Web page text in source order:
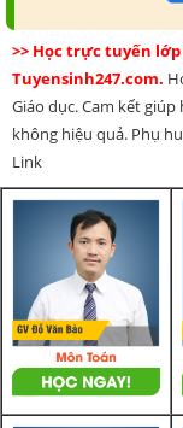
>> Học trực tuyến
Tuyensinh247.com.
Giáo dục. Cam kết
không hiệu quả. Phụ
Link